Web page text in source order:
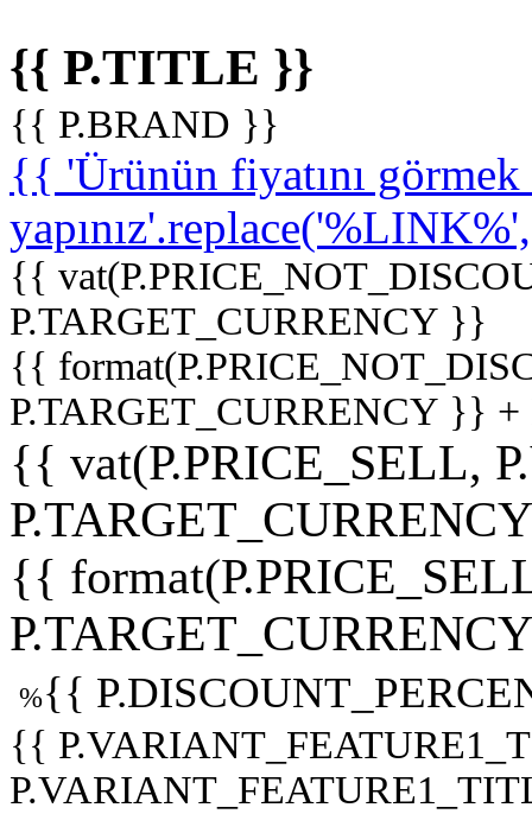
{{ P.TITLE }}
{{ P.BRAND }}
{{ 'Ürünün fiyatını
{{
P.TARGET_CURRENCY }}
{{
P.TARGET_CURRENCY }}
{{ vat(P.PRICE_SELL,
{{
%{{
{{